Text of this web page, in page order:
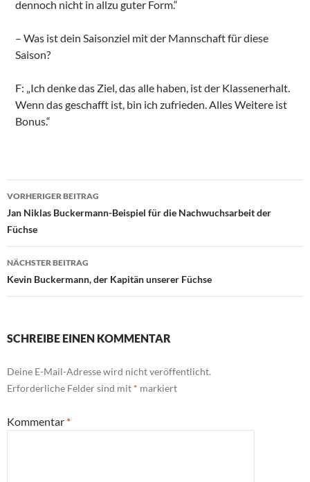
dennoch nicht in allzu guter Form.“
– Was ist dein Saisonziel mit der Mannschaft für diese
Saison?
F: „Ich denke das Ziel, das alle haben, ist der Klassenerhalt.
Wenn das geschafft ist, bin ich zufrieden. Alles Weitere ist
Bonus.“
Beitragsnavigation
VORHERIGER BEITRAG
Jan Niklas Buckermann-Beispiel für die Nachwuchsarbeit der
Füchse
NÄCHSTER BEITRAG
Kevin Buckermann, der Kapitän unserer Füchse
SCHREIBE EINEN KOMMENTAR
Deine E-Mail-Adresse wird nicht veröffentlicht.
Erforderliche Felder sind mit * markiert
Kommentar *